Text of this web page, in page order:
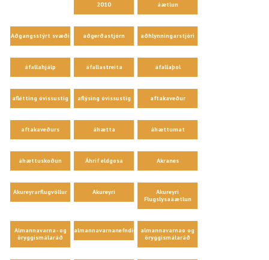
2010 áætlun
Aðgangsstýrt svæði aðgerðastjórn aðhlynningarstjóri
áfallahjálp áfallastreita áfallaþol
aflétting óvissustig aflýsing óvissustig aftakaveður
aftakaveðurs áhætta áhættumat
áhættuskoðun Áhrif eldgosa Akranes
Akureyrarflugvöllur Akureyri
Akureyri
Flugslysaáætlun
Almannavarna- og
öryggismálaráð
almannavarnanefndir
almannavarnao og
öryggismálaráð